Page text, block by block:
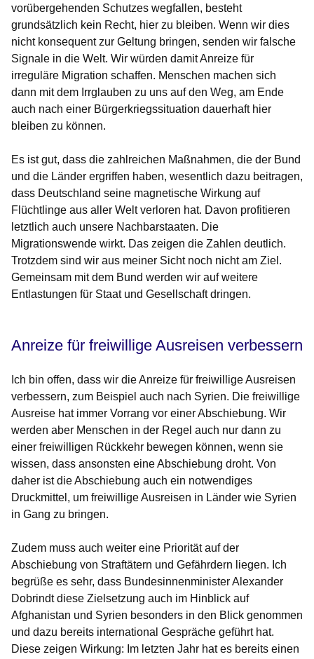
vorübergehenden Schutzes wegfallen, besteht
grundsätzlich kein Recht, hier zu bleiben. Wenn wir dies
nicht konsequent zur Geltung bringen, senden wir falsche
Signale in die Welt. Wir würden damit Anreize für
irreguläre Migration schaffen. Menschen machen sich
dann mit dem Irrglauben zu uns auf den Weg, am Ende
auch nach einer Bürgerkriegssituation dauerhaft hier
bleiben zu können.
Es ist gut, dass die zahlreichen Maßnahmen, die der Bund
und die Länder ergriffen haben, wesentlich dazu beitragen,
dass Deutschland seine magnetische Wirkung auf
Flüchtlinge aus aller Welt verloren hat. Davon profitieren
letztlich auch unsere Nachbarstaaten. Die
Migrationswende wirkt. Das zeigen die Zahlen deutlich.
Trotzdem sind wir aus meiner Sicht noch nicht am Ziel.
Gemeinsam mit dem Bund werden wir auf weitere
Entlastungen für Staat und Gesellschaft dringen.
Anreize für freiwillige Ausreisen verbessern
Ich bin offen, dass wir die Anreize für freiwillige Ausreisen
verbessern, zum Beispiel auch nach Syrien. Die freiwillige
Ausreise hat immer Vorrang vor einer Abschiebung. Wir
werden aber Menschen in der Regel auch nur dann zu
einer freiwilligen Rückkehr bewegen können, wenn sie
wissen, dass ansonsten eine Abschiebung droht. Von
daher ist die Abschiebung auch ein notwendiges
Druckmittel, um freiwillige Ausreisen in Länder wie Syrien
in Gang zu bringen.
Zudem muss auch weiter eine Priorität auf der
Abschiebung von Straftätern und Gefährdern liegen. Ich
begrüße es sehr, dass Bundesinnenminister Alexander
Dobrindt diese Zielsetzung auch im Hinblick auf
Afghanistan und Syrien besonders in den Blick genommen
und dazu bereits international Gespräche geführt hat.
Diese zeigen Wirkung: Im letzten Jahr hat es bereits einen